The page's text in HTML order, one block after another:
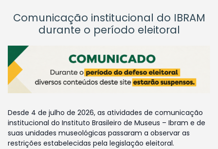
Comunicação institucional do IBRAM
durante o período eleitoral
Desde 4 de julho de 2026, as atividades de comunicação
institucional do Instituto Brasileiro de Museus – Ibram e de
suas unidades museológicas passaram a observar as
restrições estabelecidas pela legislação eleitoral.